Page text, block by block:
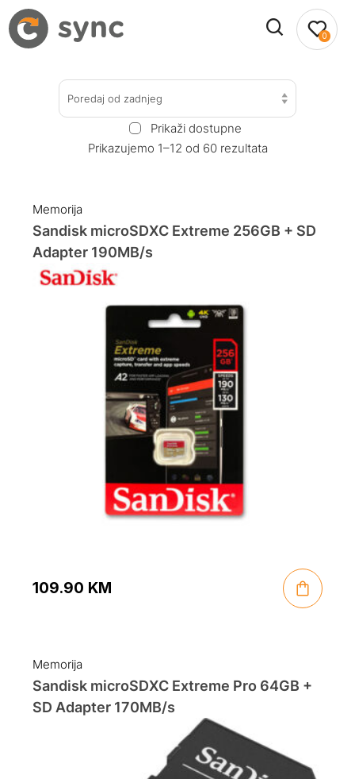
0
Poredaj od zadnjeg
Prikaži dostupne
Prikazujemo 1–12 od 60 rezultata
Memorija
Sandisk microSDXC Extreme 256GB + SD
Adapter 190MB/s
109.90 KM
Memorija
Sandisk microSDXC Extreme Pro 64GB +
SD Adapter 170MB/s